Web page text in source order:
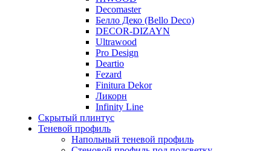
Decomaster
Белло Деко (Bello Deco)
DECOR-DIZAYN
Ultrawood
Pro Design
Deartio
Fezard
Finitura Dekor
Ликорн
Infinity Line
Скрытый плинтус
Теневой профиль
Напольный теневой профиль